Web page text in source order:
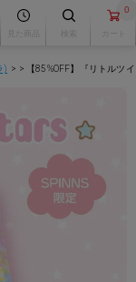
0
) 【85%OFF】『リトルツ